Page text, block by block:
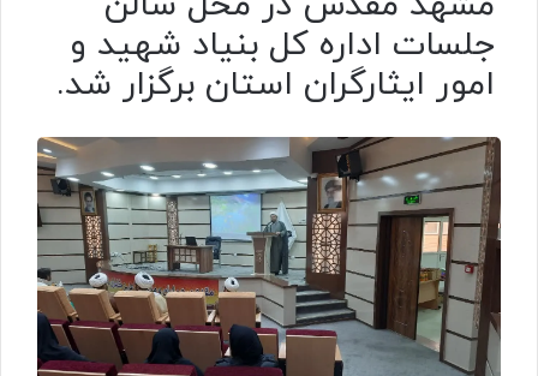
جلسات اداره کل بنیاد شهید و
امور ایثارگران استان برگزار شد.